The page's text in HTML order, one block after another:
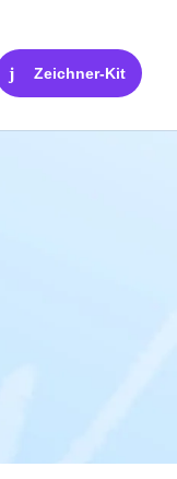
Zeichner-Kit